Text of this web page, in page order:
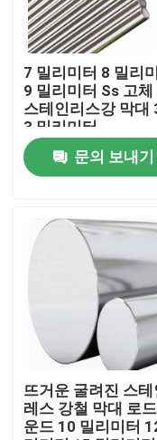
회사 소개
공장 여행
품질 관리
인용문을 요구하
스테인레스 강 라
스테인레스 강 플
7 밀리미터 8 밀리
9 밀리미터 Ss 고체
스테인리스강 막대
3 밀리미터
문의 보내기
뜨거운 굴려진 스테
레스 강철 막대 로
운드 10 밀리미터